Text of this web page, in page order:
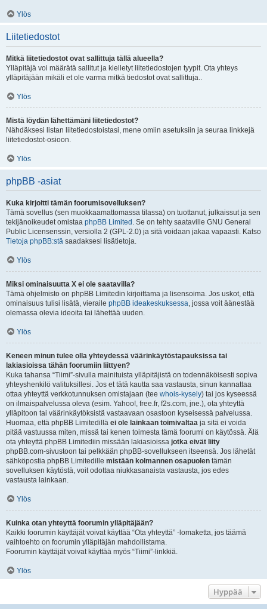
Ylös
Liitetiedostot
Mitkä liitetiedostot ovat sallittuja tällä alueella?
Ylläpitäjä voi määrätä sallitut ja kielletyt liitetiedostojen tyypit. Ota yhteys
ylläpitäjään mikäli et ole varma mitkä tiedostot ovat sallittuja..
Ylös
Mistä löydän lähettämäni liitetiedostot?
Nähdäksesi listan liitetiedostoistasi, mene omiin asetuksiin ja seuraa linkkejä
liitetiedostot-osioon.
Ylös
phpBB -asiat
Kuka kirjoitti tämän foorumisovelluksen?
Tämä sovellus (sen muokkaamattomassa tilassa) on tuottanut, julkaissut ja sen
tekijänoikeudet omistaa phpBB Limited . Se on tehty saataville GNU General
Public Licensenssin, versiolla 2 (GPL-2.0) ja sitä voidaan jakaa vapaasti. Katso
Tietoja phpBB:stä saadaksesi lisätietoja.
Ylös
Miksi ominaisuutta X ei ole saatavilla?
Tämä ohjelmisto on phpBB Limitedin kirjoittama ja lisensoima. Jos uskot, että
ominaisuus tulisi lisätä, vieraile phpBB ideakeskuksessa, jossa voit äänestää
olemassa olevia ideoita tai lähettää uuden.
Ylös
Keneen minun tulee olla yhteydessä väärinkäytöstapauksissa tai
lakiasioissa tähän foorumiin liittyen?
Kuka tahansa “Tiimi”-sivulla mainituista ylläpitäjistä on todennäköisesti sopiva
yhteyshenkilö valituksillesi. Jos et tätä kautta saa vastausta, sinun kannattaa
ottaa yhteyttä verkkotunnuksen omistajaan (tee whois-kysely) tai jos kyseessä
on ilmaispalvelussa oleva (esim. Yahoo!, free.fr, f2s.com, jne.), ota yhteyttä
ylläpitoon tai väärinkäytöksistä vastaavaan osastoon kyseisessä palvelussa.
Huomaa, että phpBB Limitedillä ei ole lainkaan toimivaltaa ja sitä ei voida
pitää vastuussa miten, missä tai kenen toimesta tämä foorumi on käytössä. Älä
ota yhteyttä phpBB Limitediin missään lakiasioissa jotka eivät liity
phpBB.com-sivustoon tai pelkkään phpBB-sovellukseen itseensä. Jos lähetät
sähköpostia phpBB Limitedille mistään kolmannen osapuolen tämän
sovelluksen käytöstä, voit odottaa niukkasanaista vastausta, jos edes
vastausta lainkaan.
Ylös
Kuinka otan yhteyttä foorumin ylläpitäjään?
Kaikki foorumin käyttäjät voivat käyttää “Ota yhteyttä” -lomaketta, jos täämä
vaihtoehto on foorumin ylläpitäjän mahdollistama.
Foorumin käyttäjät voivat käyttää myös “Tiimi”-linkkiä.
Ylös
Hyppää